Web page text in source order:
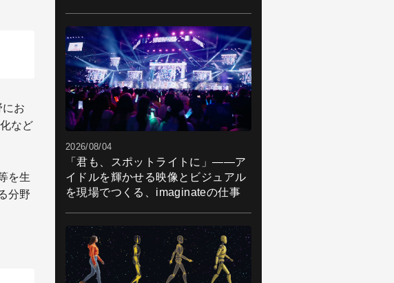
お
など
を生
分野
2026/08/04
「君も、スポットライトに」――ア
イドルを輝かせる映像とビジュアル
を現場でつくる、imaginateの仕事